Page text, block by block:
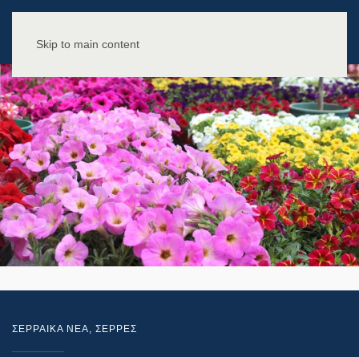
Skip to main content
ΣΕΡΡΑΙΚΑ ΝΕΑ, ΣΕΡΡΕΣ